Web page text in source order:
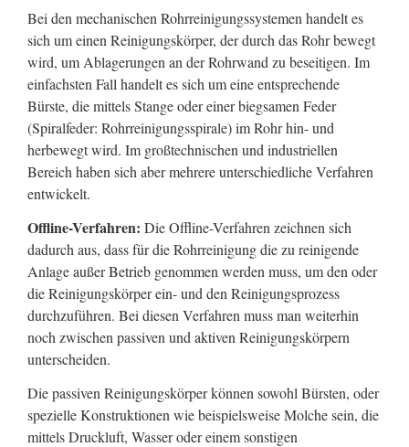
Bei den mechanischen Rohrreinigungssystemen handelt es
sich um einen Reinigungskörper, der durch das Rohr bewegt
wird, um Ablagerungen an der Rohrwand zu beseitigen. Im
einfachsten Fall handelt es sich um eine entsprechende
Bürste, die mittels Stange oder einer biegsamen Feder
(Spiralfeder: Rohrreinigungsspirale) im Rohr hin- und
herbewegt wird. Im großtechnischen und industriellen
Bereich haben sich aber mehrere unterschiedliche Verfahren
entwickelt.
Offline-Verfahren: Die Offline-Verfahren zeichnen sich
dadurch aus, dass für die Rohrreinigung die zu reinigende
Anlage außer Betrieb genommen werden muss, um den oder
die Reinigungskörper ein- und den Reinigungsprozess
durchzuführen. Bei diesen Verfahren muss man weiterhin
noch zwischen passiven und aktiven Reinigungskörpern
unterscheiden.
Die passiven Reinigungskörper können sowohl Bürsten, oder
spezielle Konstruktionen wie beispielsweise Molche sein, die
mittels Druckluft, Wasser oder einem sonstigen